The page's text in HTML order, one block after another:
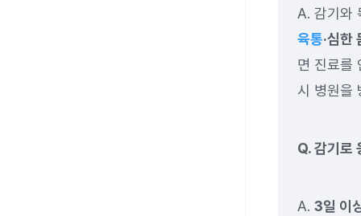
A. 감기와
육통·심한
면 진료를
시 병원을
Q. 감기로
A. 3일 이